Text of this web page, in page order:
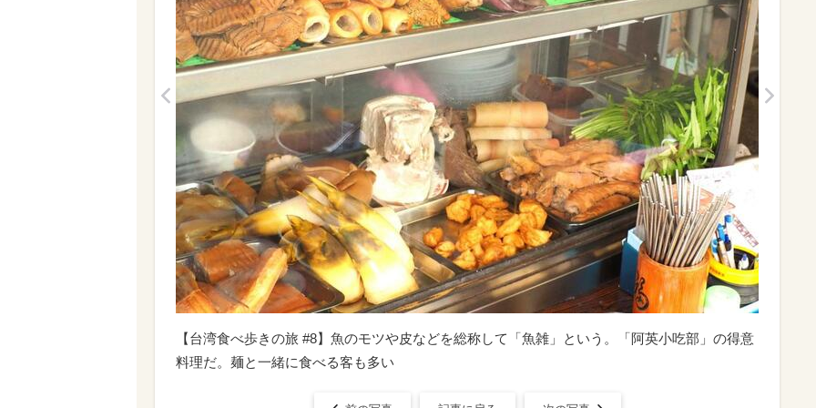
【台湾食べ歩きの旅 #8】魚のモツや皮などを総称して「魚雑」という。「阿英小吃部」の得意
料理だ。麺と一緒に食べる客も多い